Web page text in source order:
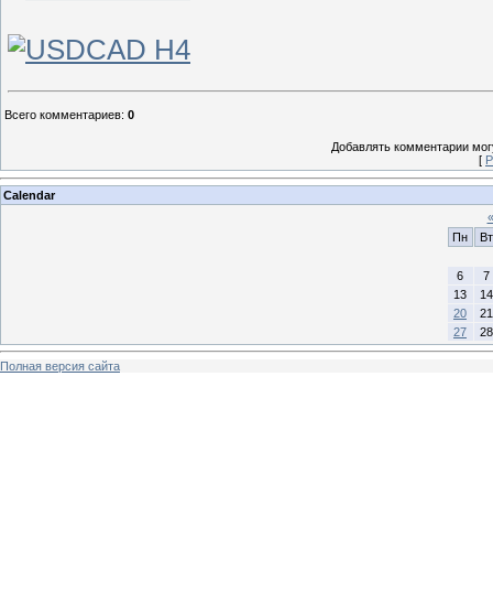
Всего комментариев: 0
Добавлять комментарии
[
Calendar
«
Пн
Вт
6
7
13
14
20
21
27
28
Полная версия сайта